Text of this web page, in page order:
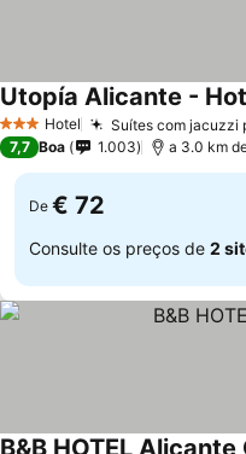
3 EstrelasHotel Suítes com jacuzzi
Utopía Alicante -
7,7 Boa 1.003 a 3.0 km
De € 72
Consulte os preços de 2
B&B HOTEL Alicante